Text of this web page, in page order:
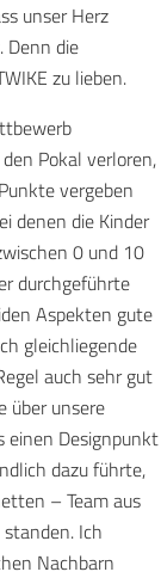
unser Herz
Denn die
zu lieben.
Pokal verloren,
vergeben
denen die Kinder
0 und 10
durchgeführte
Aspekten gute
gleichliegende
auch sehr gut
über unsere
einen Designpunkt
dazu führte,
– Team aus
Ich
Nachbarn